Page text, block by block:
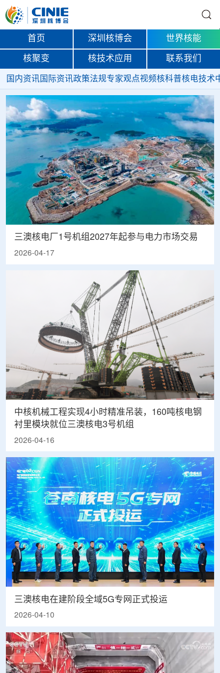
首页 深圳核博会 世界核能
核聚变 核技术应用 联系我们
国内资讯 国际资讯政策法规专家观点视频核科普核电技术
三澳核电厂1号机组2027年起参与电力市场交易
2026-04-17
中核机械工程实现4小时精准吊装，160吨核电钢
衬里模块就位三澳核电3号机组
2026-04-16
三澳核电在建阶段全域5G专网正式投运
2026-04-10